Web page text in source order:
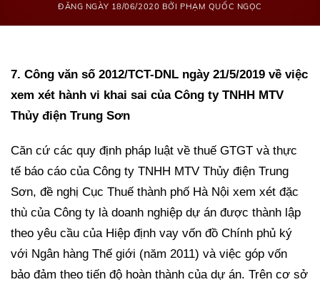
ĐĂNG NGÀY 18/06/2020 BỞI PHẠM QUỐC NGỌC
7. Công văn số 2012/TCT-DNL ngày 21/5/2019 về việc
xem xét hành vi khai sai của Công ty TNHH MTV
Thủy điện Trung Sơn
Căn cứ các quy định pháp luật về thuế GTGT và thực
tế báo cáo của Công ty TNHH MTV Thủy điện Trung
Sơn, đề nghị Cục Thuế thành phố Hà Nội xem xét đặc
thù của Công ty là doanh nghiệp dự án được thành lập
theo yêu cầu của Hiệp định vay vốn đồ Chính phủ ký
với Ngân hàng Thế giới (năm 2011) và việc góp vốn
bảo đảm theo tiến độ hoàn thành của dự án. Trên cơ sở